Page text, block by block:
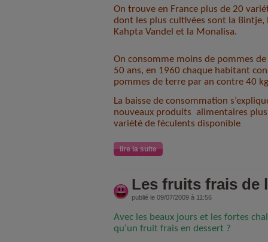
On trouve en France plus de 20
dont les plus cultivées sont la Bintje,
Kahpta Vandel et la Monalisa.
On consomme moins de pommes
50 ans, en 1960 chaque habitant
pommes de terre par an contre 40
La baisse de consommation
nouveaux produits alimentaires
variété de féculents disponible
lire la suite
Les fruits frais de
publié le 09/07/2009 à 11:56
Avec les beaux jours et les fortes
qu’un fruit frais en dessert ?